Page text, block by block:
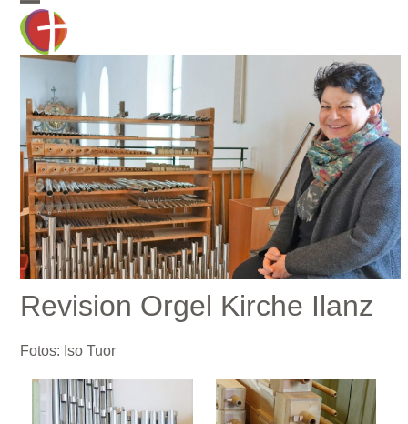
Skip
content
Open
mobile
menu
Close
mobile
menu
Revision Orgel Kirche Ilanz
Fotos: Iso Tuor